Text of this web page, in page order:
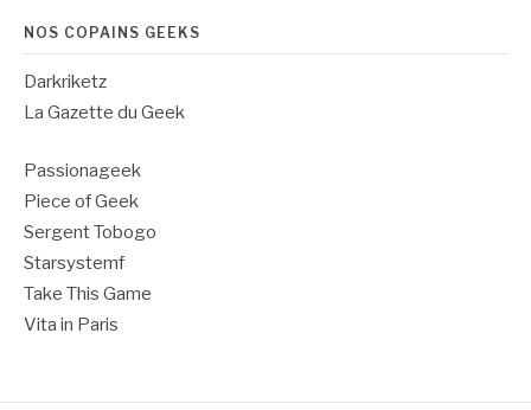
NOS COPAINS GEEKS
Darkriketz
La Gazette du Geek
Passionageek
Piece of Geek
Sergent Tobogo
Starsystemf
Take This Game
Vita in Paris